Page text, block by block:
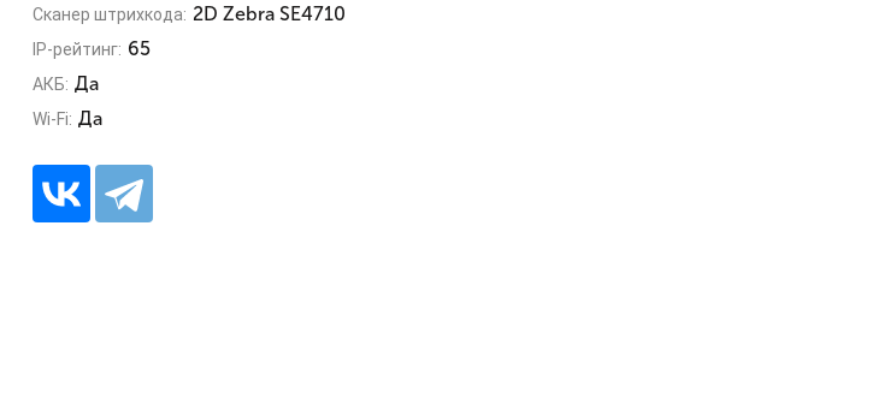
Сканер штрихкода: 2D Zebra SE4710
IP-рейтинг: 65
АКБ: Да
Wi-Fi: Да